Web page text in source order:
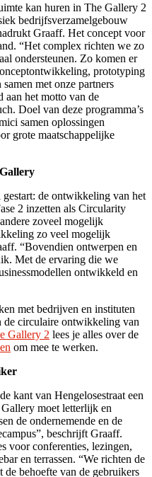
kan huren in The Gallery 2
bedrijfsverzamelgebouw
Graaff. Het concept voor
“Het complex richten we zo
ondersteunen. Zo komen er
prototyping
met onze partners
aan het motto van de
Doel van deze programma’s
samen oplossingen
grote maatschappelijke
de ontwikkeling van het
2 inzetten als Circularity
zoveel mogelijk
zo veel mogelijk
“Bovendien ontwerpen en
Met de ervaring die we
ontwikkeld en
met bedrijven en instituten
de circulaire ontwikkeling van
Gallery 2 lees je alles over de
om mee te werken.
kant van Hengelosestraat een
moet letterlijk en
de ondernemende en de
beschrijft Graaff.
voor conferenties, lezingen,
en terrassen. “We richten de
behoefte van de gebruikers